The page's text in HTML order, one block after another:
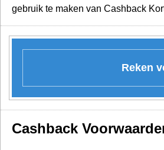
gebruik te maken van Cashback
Reken
Cashback